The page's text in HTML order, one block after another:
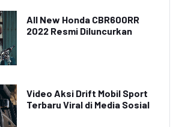
All New Honda CBR600RR
2022 Resmi Diluncurkan
Video Aksi Drift Mobil Sport
Terbaru Viral di Media Sosial